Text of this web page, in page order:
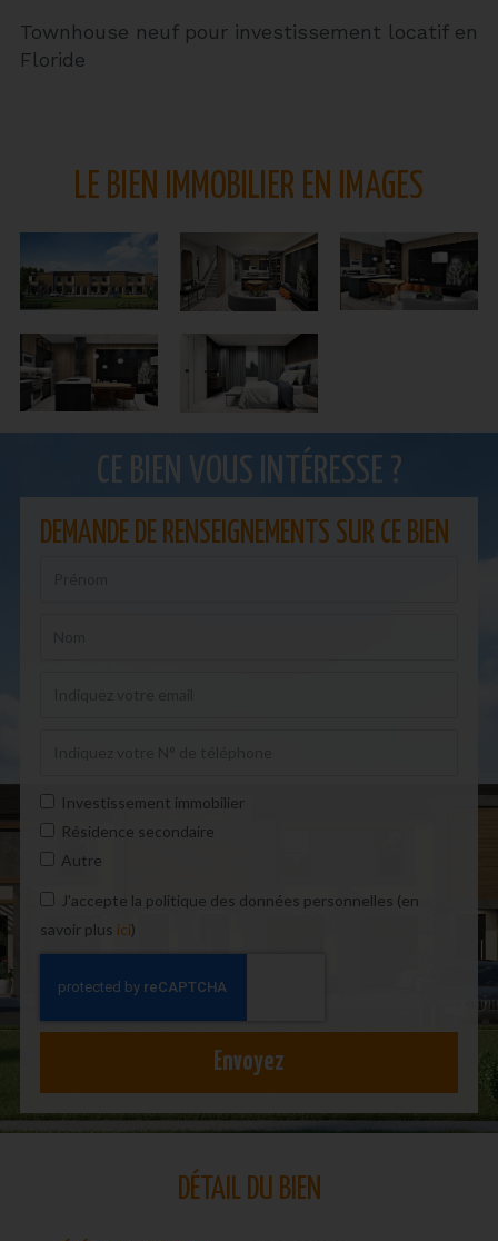
Townhouse neuf pour investissement locatif en
Floride
LE BIEN IMMOBILIER EN IMAGES
CE BIEN VOUS INTÉRESSE ?
DEMANDE DE RENSEIGNEMENTS SUR CE BIEN
Investissement immobilier
Résidence secondaire
Autre
J'accepte la politique des données personnelles (en
savoir plus ici)
Envoyez
DÉTAIL DU BIEN